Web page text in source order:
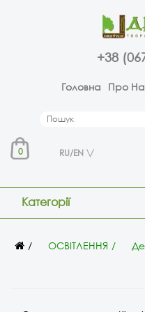
+38
Головна Про
0 RU/EN
Категорії
ОСВІТЛЕННЯ